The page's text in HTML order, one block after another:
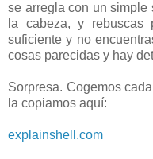
se arregla con un simple
la cabeza, y
suficiente y no
cosas parecidas y hay
Sorpresa. Cogemos
la copiamos aquí:
explainshell.com